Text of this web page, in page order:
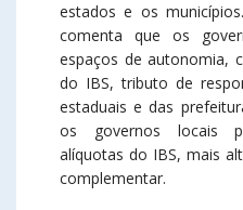
estados e os
comenta que os
espaços de autonomia,
do IBS, tributo de
estaduais e das
os governos locais
alíquotas do IBS, mais
complementar.